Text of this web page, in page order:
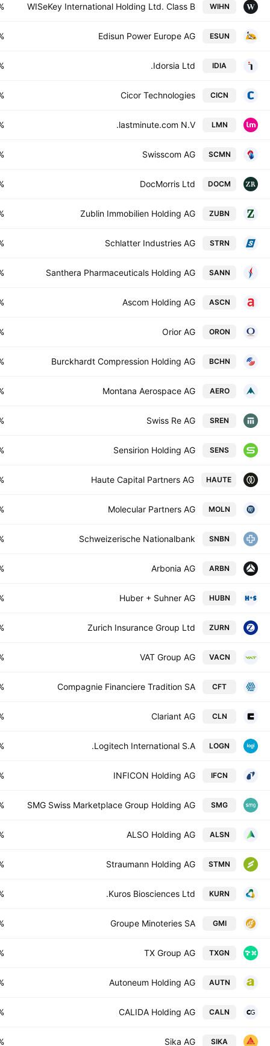
WIHN
WISeKey International Holding Ltd. Class B
ESUN
Edisun Power Europe AG
IDIA
Idorsia Ltd.
CICN
Cicor Technologies
LMN
lastminute.com N.V.
SCMN
Swisscom AG
DOCM
DocMorris Ltd
ZUBN
Zublin Immobilien Holding AG
STRN
Schlatter Industries AG
SANN
Santhera Pharmaceuticals Holding AG
ASCN
Ascom Holding AG
ORON
Orior AG
BCHN
Burckhardt Compression Holding AG
AERO
Montana Aerospace AG
SREN
Swiss Re AG
SENS
Sensirion Holding AG
HAUTE
Haute Capital Partners AG
MOLN
Molecular Partners AG
SNBN
Schweizerische Nationalbank
ARBN
Arbonia AG
HUBN
Huber + Suhner AG
ZURN
Zurich Insurance Group Ltd
VACN
VAT Group AG
CFT
Compagnie Financiere Tradition SA
CLN
Clariant AG
LOGN
Logitech International S.A.
IFCN
INFICON Holding AG
SMG
SMG Swiss Marketplace Group Holding AG
ALSN
ALSO Holding AG
STMN
Straumann Holding AG
KURN
Kuros Biosciences Ltd.
GMI
Groupe Minoteries SA
TXGN
TX Group AG
AUTN
Autoneum Holding AG
CALN
CALIDA Holding AG
SIKA
Sika AG